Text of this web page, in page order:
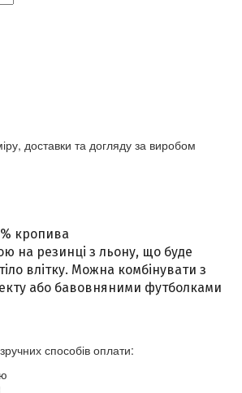
доставки та догляду за виробом
кропива
на резинці з льону, що буде
влітку. Можна комбінувати з
або бавовняними футболками
способів оплати: